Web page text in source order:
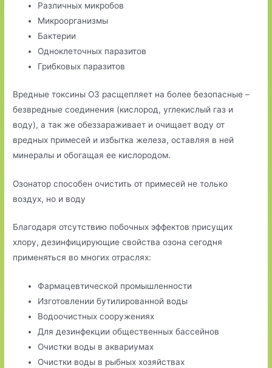
Различных микробов
Микроорганизмы
Бактерии
Одноклеточных паразитов
Грибковых паразитов
Вредные токсины О3 расщепляет на более безопасные –
безвредные соединения (кислород, углекислый газ и
воду), а так же обеззараживает и очищает воду от
вредных примесей и избытка железа, оставляя в ней
минералы и обогащая ее кислородом.
Озонатор способен очистить от примесей не только
воздух, но и воду
Благодаря отсутствию побочных эффектов присущих
хлору, дезинфицирующие свойства озона сегодня
применяться во многих отраслях:
Фармацевтической промышленности
Изготовлении бутилированной воды
Водоочистных сооружениях
Для дезинфекции общественных бассейнов
Очистки воды в аквариумах
Очистки воды в рыбных хозяйствах